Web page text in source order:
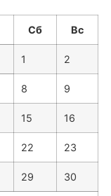
Сб Вс
1 2
8 9
15 16
22 23
29 30